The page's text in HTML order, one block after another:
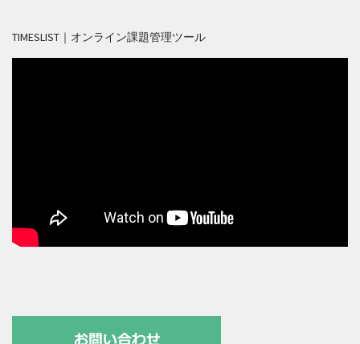
TIMESLIST｜オンライン課題管理ツール